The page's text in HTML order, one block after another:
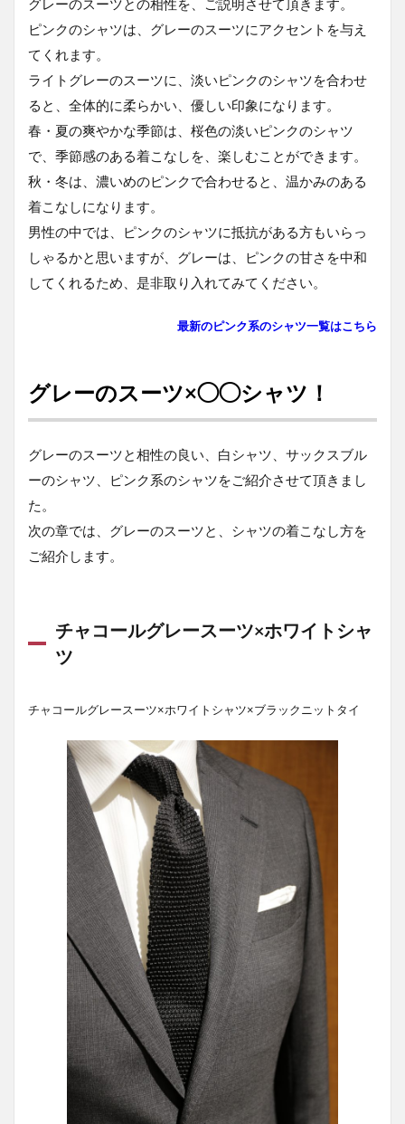
グレーのスーツとの相性を、ご説明させて頂きます。
ピンクのシャツは、グレーのスーツにアクセントを与え
てくれます。
ライトグレーのスーツに、淡いピンクのシャツを合わせ
ると、全体的に柔らかい、優しい印象になります。
春・夏の爽やかな季節は、桜色の淡いピンクのシャツ
で、季節感のある着こなしを、楽しむことができます。
秋・冬は、濃いめのピンクで合わせると、温かみのある
着こなしになります。
男性の中では、ピンクのシャツに抵抗がある方もいらっ
しゃるかと思いますが、グレーは、ピンクの甘さを中和
してくれるため、是非取り入れてみてください。
最新のピンク系のシャツ一覧はこちら
グレーのスーツ×◯◯シャツ！
グレーのスーツと相性の良い、白シャツ、サックスブル
ーのシャツ、ピンク系のシャツをご紹介させて頂きまし
た。
次の章では、グレーのスーツと、シャツの着こなし方を
ご紹介します。
チャコールグレースーツ×ホワイトシャ
ツ
チャコールグレースーツ×ホワイトシャツ×ブラックニットタイ